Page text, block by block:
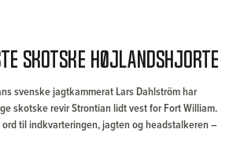
skotske højlandshjorte
svenske jagtkammerat Lars Dahlström har
skotske revir Strontian lidt vest for Fort William.
ord til indkvarteringen, jagten og headstalkeren –